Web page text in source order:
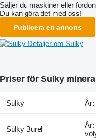
Säljer du maskiner eller
Du kan göra det med oss!
Publicera en annons
Detaljer om Sulky
Priser för Sulky
Sulky År:
Sulky Burel
År: